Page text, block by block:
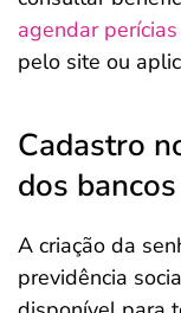
agendar perícias
pelo site ou
Cadastro
dos bancos
A criação da
previdência